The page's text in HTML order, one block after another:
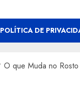
POLÍTICA DE
O que Muda no